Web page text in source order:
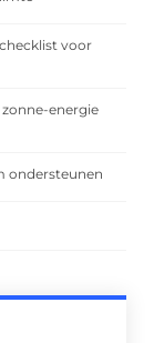
voor
energie
ondersteunen